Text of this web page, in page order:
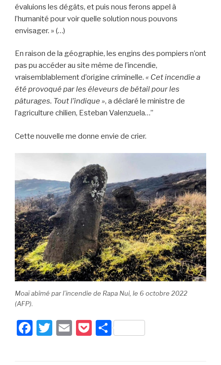
évaluions les dégâts, et puis nous ferons appel à
l’humanité pour voir quelle solution nous pouvons
envisager. » (…)
En raison de la géographie, les engins des pompiers n’ont
pas pu accéder au site même de l’incendie,
vraisemblablement d’origine criminelle. « Cet incendie a
été provoqué par les éleveurs de bétail pour les
pâturages. Tout l’indique », a déclaré le ministre de
l’agriculture chilien, Esteban Valenzuela…”
Cette nouvelle me donne envie de crier.
Moaï abîmé par l’incendie de Rapa Nui, le 6 octobre 2022
(AFP).
F
T
E
P P